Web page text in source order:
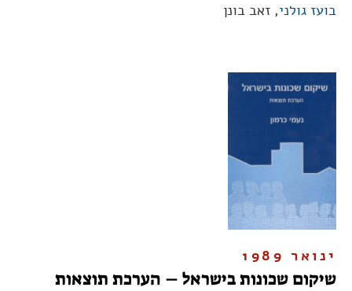
בועז גולני, זאב בונן
ינואר 1989
שיקום שכונות בישראל – הערכת תוצאות